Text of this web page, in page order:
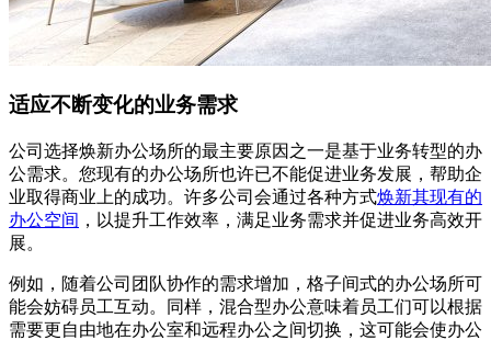
适应不断变化的业务需求
公司选择焕新办公场所的最主要原因之一是基于业务转型的办
公需求。您现有的办公场所也许已不能促进业务发展，帮助企
业取得商业上的成功。许多公司会通过各种方式焕新其现有的
办公空间 ，以提升工作效率，满足业务需求并促进业务高效开
展。
例如，随着公司团队协作的需求增加，格子间式的办公场所可
能会妨碍员工互动。同样，混合型办公意味着员工们可以根据
需要更自由地在办公室和远程办公之间切换，这可能会使办公